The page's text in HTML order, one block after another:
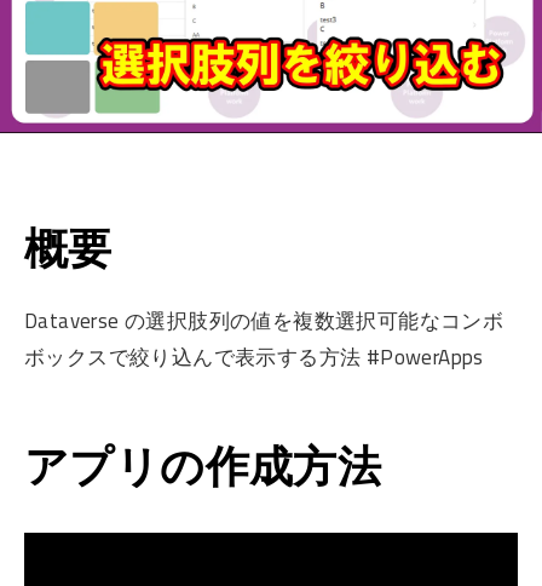
概要
Dataverse の選択肢列の値を複数選択可能なコンボ
ボックスで絞り込んで表示する方法 #PowerApps
アプリの作成方法